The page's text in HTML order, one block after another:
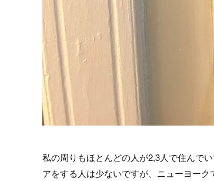
私の周りもほとんどの人が2,3人で住んで
アをする人は少ないですが、ニューヨー